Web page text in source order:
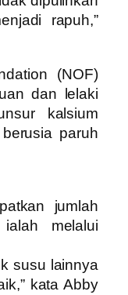
rapuh,”
(NOF)
dan lelaki
kalsium
paruh
jumlah
melalui
susu lainnya
kata Abby